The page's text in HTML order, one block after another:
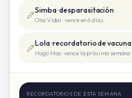
Simba · desparasitación
Ona Vidal ·vence en 6 días
Lola · recordatorio de vacuna
Hugo Mas·vence la próxima semana
RECORDATORIOS DE ESTA SEMANA